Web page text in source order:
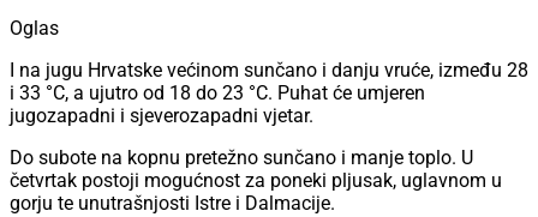
Oglas
I na jugu Hrvatske većinom sunčano i danju vruće, između 28
i 33 °C, a ujutro od 18 do 23 °C. Puhat će umjeren
jugozapadni i sjeverozapadni vjetar.
Do subote na kopnu pretežno sunčano i manje toplo. U
četvrtak postoji mogućnost za poneki pljusak, uglavnom u
gorju te unutrašnjosti Istre i Dalmacije.